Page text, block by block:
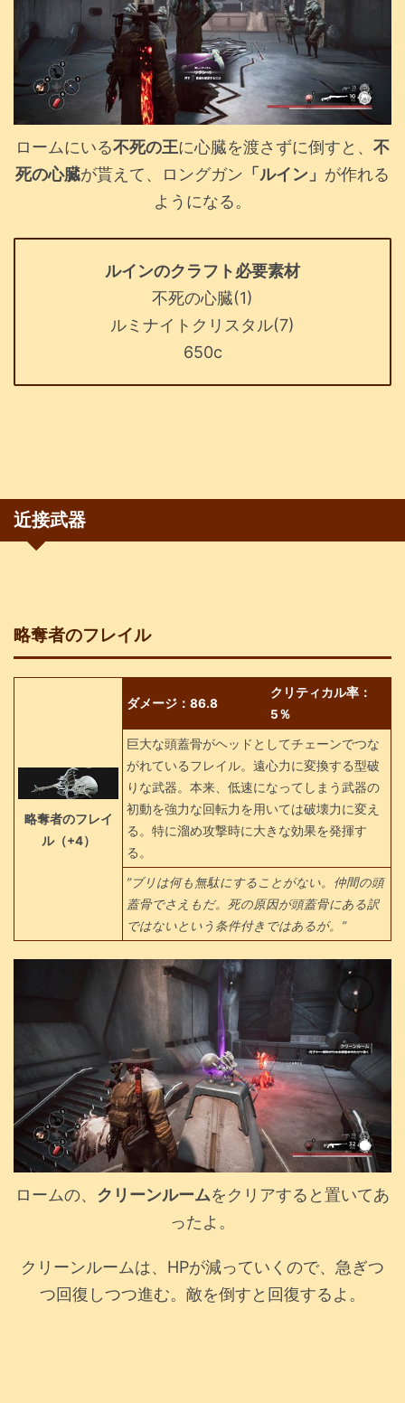
ロームにいる不死の王に心臓を渡さずに倒すと、 不
死の心臓が貰えて、ロングガン 「ルイン」 が作れる
ようになる。
ルインのクラフト必要素材
不死の心臓(1)
ルミナイトクリスタル(7)
650c
近接武器
略奪者のフレイル
略奪者のフレイ
ル（+4）
ダメージ：86.8
クリティカル率：
5％
巨大な頭蓋骨がヘッドとしてチェーンでつな
がれているフレイル。遠心力に変換する型破
りな武器。本来、低速になってしまう武器の
初動を強力な回転力を用いては破壊力に変え
る。特に溜め攻撃時に大きな効果を発揮す
る。
”ブリは何も無駄にすることがない。仲間の頭
蓋骨でさえもだ。死の原因が頭蓋骨にある訳
ではないという条件付きではあるが。”
ロームの、 クリーンルームをクリアすると置いてあ
ったよ。
クリーンルームは、HPが減っていくので、急ぎつ
つ回復しつつ進む。敵を倒すと回復するよ。